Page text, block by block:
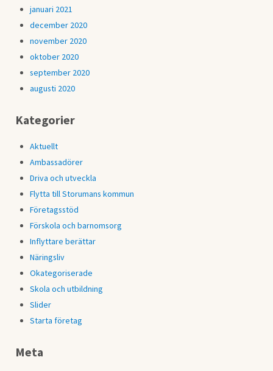
januari 2021
december 2020
november 2020
oktober 2020
september 2020
augusti 2020
Kategorier
Aktuellt
Ambassadörer
Driva och utveckla
Flytta till Storumans kommun
Företagsstöd
Förskola och barnomsorg
Inflyttare berättar
Näringsliv
Okategoriserade
Skola och utbildning
Slider
Starta företag
Meta